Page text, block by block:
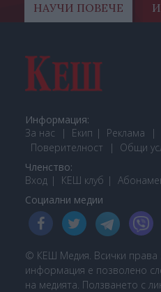
НАУЧИ ПОВЕЧЕ
Информация:
За нас
Екип Реклама
Поверителност
Общи
Членство:
Вход
КЕШ клуб Або
Социални медии
© КЕШ Медия. Всички права
информация е позволено
на медията. Ползването с